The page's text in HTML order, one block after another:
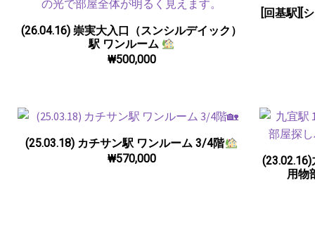
(26.04.16) 崇実大入口（スンシルデイック）
駅 ワンルーム
₩500,000
[回基駅][
(25.03.18) カチサン駅 ワンルーム 3/4階
₩570,000
用物